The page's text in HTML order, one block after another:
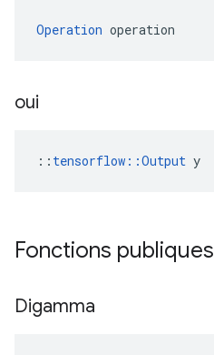
Operation operation
oui
:: tensorflow::Output y
Fonctions publiques
Digamma